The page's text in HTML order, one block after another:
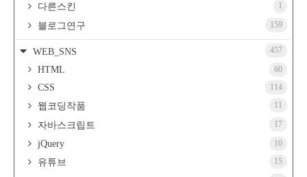
다른스킨 1
블로그연구 159
WEB_SNS 457
HTML 60
CSS 114
웹코딩작품 11
자바스크립트 17
jQuery 10
유튜브 15